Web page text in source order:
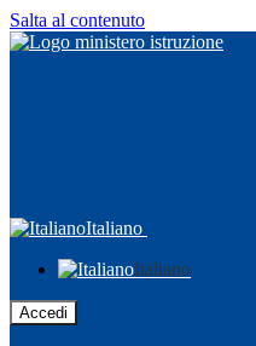
Salta al contenuto
Italiano
Italiano
Accedi